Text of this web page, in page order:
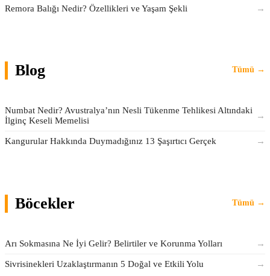
Remora Balığı Nedir? Özellikleri ve Yaşam Şekli →
Blog Tümü →
Numbat Nedir? Avustralya’nın Nesli Tükenme Tehlikesi Altındaki
İlginç Keseli Memelisi
→
Kangurular Hakkında Duymadığınız 13 Şaşırtıcı Gerçek →
Böcekler Tümü →
Arı Sokmasına Ne İyi Gelir? Belirtiler ve Korunma Yolları →
Sivrisinekleri Uzaklaştırmanın 5 Doğal ve Etkili Yolu →